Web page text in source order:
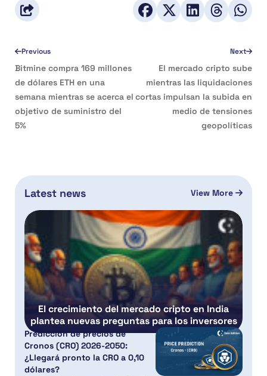
Previous
Bitmine compra 169 millones
de dólares ETH en una
semana mientras se acerca el
objetivo de suministro del
5%
Next
El mercado cripto sube
mientras las liquidaciones
cortas impulsan la subida en
medio de tensiones
geopolíticas
Latest news View More
El crecimiento del mercado cripto en India
plantea nuevas preguntas para los inversores
Predicción de precios de
Cronos (CRO) 2026-2050:
¿Llegará pronto la CRO a 0,10
dólares?